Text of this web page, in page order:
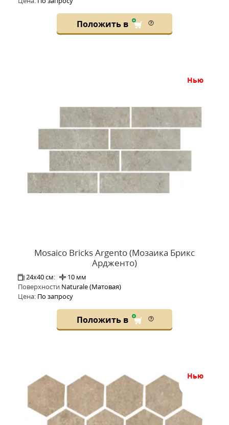
Положить в
нью
Mosaico Bricks Argento (Мозаика Брикс
Ардженто)
24x40 см:
10 мм
Поверхности Naturale (Матовая)
Цена: По запросу
Положить в
нью